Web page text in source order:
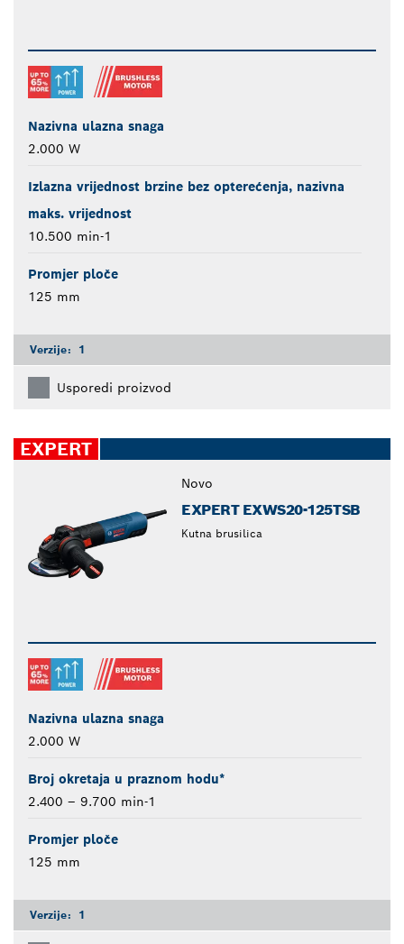
Nazivna ulazna snaga
2.000 W
Izlazna vrijednost brzine bez opterećenja, nazivna
maks. vrijednost
10.500 min-1
Promjer ploče
125 mm
Verzije: 1
Usporedi proizvod
EXPERT
Novo
EXPERT EXWS20-125TSB
Kutna brusilica
Nazivna ulazna snaga
2.000 W
Broj okretaja u praznom hodu*
2.400 – 9.700 min-1
Promjer ploče
125 mm
Verzije: 1